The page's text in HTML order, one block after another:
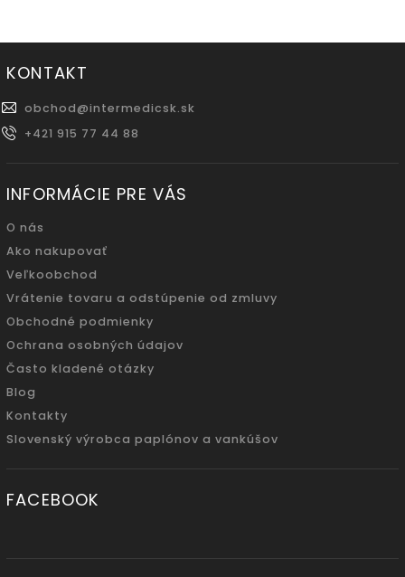
KONTAKT
obchod@intermedicsk.sk
+421 915 77 44 88
INFORMÁCIE PRE VÁS
O nás
Ako nakupovať
Veľkoobchod
Vrátenie tovaru a odstúpenie od zmluvy
Obchodné podmienky
Ochrana osobných údajov
Často kladené otázky
Blog
Kontakty
Slovenský výrobca paplónov a vankúšov
FACEBOOK